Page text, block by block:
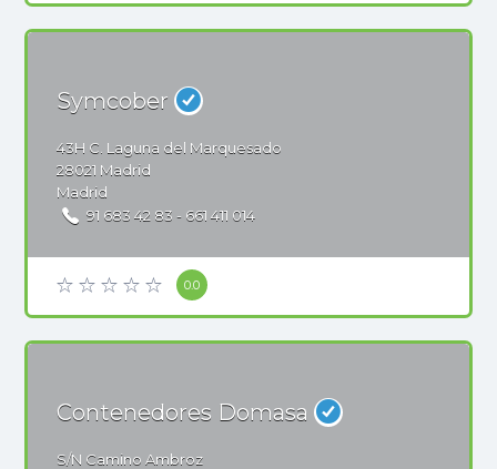
Symcober
43H C. Laguna del Marquesado
28021 Madrid
Madrid
91 683 42 83 - 661 411 014
0.0
Contenedores Domasa
S/N Camino Ambroz